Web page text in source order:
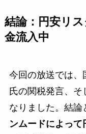
結論：円安リ
金流入中
今回の放送では、
氏の関税発言、そ
なりました。結論
ンムードによっ